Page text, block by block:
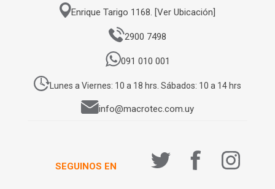
Enrique Tarigo 1168. [Ver Ubicación]
2900 7498
091 010 001
Lunes a Viernes: 10 a 18 hrs. Sábados: 10 a 14 hrs
info@macrotec.com.uy
SEGUINOS EN